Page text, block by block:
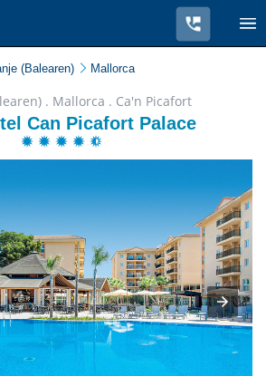
(Balearen) Mallorca
. Mallorca . Ca'n Picafort
Can Picafort Palace